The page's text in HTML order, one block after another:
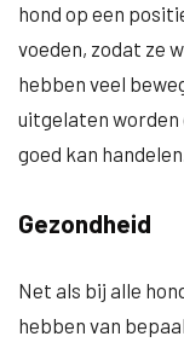
hond op een
voeden, zodat ze
hebben veel
uitgelaten worden
goed kan
Gezondheid
Net als bij alle
hebben van